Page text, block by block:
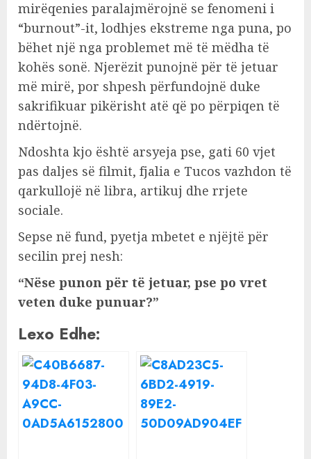
mirëqenies paralajmërojnë se fenomeni i
“burnout”-it, lodhjes ekstreme nga puna, po
bëhet një nga problemet më të mëdha të
kohës sonë. Njerëzit punojnë për të jetuar
më mirë, por shpesh përfundojnë duke
sakrifikuar pikërisht atë që po përpiqen të
ndërtojnë.
Ndoshta kjo është arsyeja pse, gati 60 vjet
pas daljes së filmit, fjalia e Tucos vazhdon të
qarkullojë në libra, artikuj dhe rrjete
sociale.
Sepse në fund, pyetja mbetet e njëjtë për
secilin prej nesh:
“Nëse punon për të jetuar, pse po vret
veten duke punuar?”
Lexo Edhe: